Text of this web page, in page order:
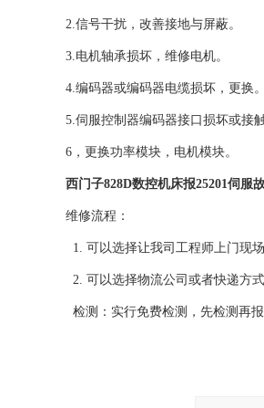
2.信号干扰，改善接地与屏蔽。
3.电机轴承损坏，维修电机。
4.编码器或编码器电缆损坏，更换。
5.伺服控制器编码器接口损坏或接
6，更换功率模块，电机模块。
西门子828D数控机床报25201伺服
维修流程：
1. 可以选择让我司工程师上门现
2. 可以选择物流公司或者快递方
检测：实行免费检测，先检测再